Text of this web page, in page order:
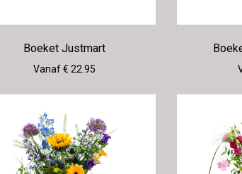
Boeket Justmart
Vanaf € 22.95